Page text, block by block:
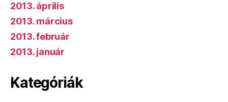
2013. április
2013. március
2013. február
2013. január
Kategóriák